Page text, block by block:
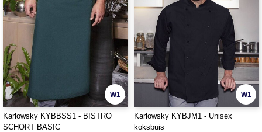
W1
Karlowsky KYBBSS1 - BISTRO
SCHORT BASIC
W1
Karlowsky KYBJM1 - Unisex
koksbuis